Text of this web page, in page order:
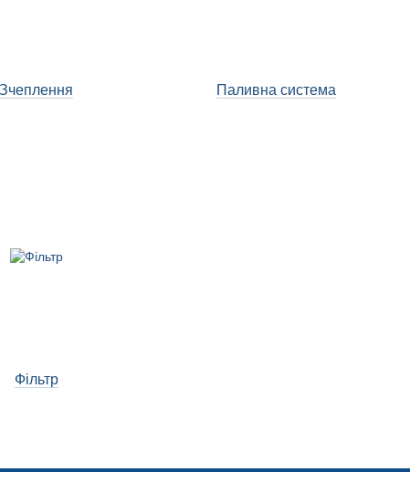
Зчеплення Паливна система
Фільтр